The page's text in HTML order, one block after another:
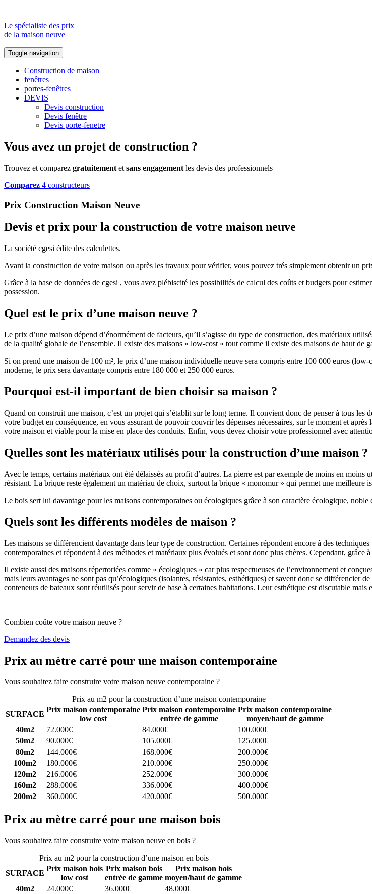
Le spécialiste des prix
de la maison neuve
Toggle navigation
Construction de maison
fenêtres
portes-fenêtres
DEVIS
Devis construction
Devis fenêtre
Devis porte-fenetre
Vous avez un projet de construction ?
Trouvez et comparez gratuitement et sans engagement les devis des professionnels
Comparez 4 constructeurs
Prix Construction Maison Neuve
Devis et prix pour la construction de votre maison neuve
La société cgesi édite des calculettes.
Avant la construction de votre maison ou après les travaux pour vérifier, vous pouvez trés simplement obtenir un
Grâce à la base de données de cgesi , vous avez plébiscité les possibilités de calcul des coûts et budgets pour
possession.
Quel est le prix d’une maison neuve ?
Le prix d’une maison dépend d’énormément de facteurs, qu’il s’agisse du type de construction, des matériaux
de la qualité globale de l’ensemble. Il existe des maisons « low-cost » tout comme il existe des maisons de haut de
Si on prend une maison de 100 m², le prix d’une maison individuelle neuve sera compris entre 100 000 euros
moderne, le prix sera davantage compris entre 180 000 et 250 000 euros.
Pourquoi est-il important de bien choisir sa maison ?
Quand on construit une maison, c’est un projet qui s’établit sur le long terme. Il convient donc de penser à tous
votre budget en conséquence, en vous assurant de pouvoir couvrir les dépenses nécessaires, sur le moment et
votre maison et viable pour la mise en place des conduits. Enfin, vous devez choisir votre professionnel avec
Quelles sont les matériaux utilisés pour la construction d’une maison ?
Avec le temps, certains matériaux ont été délaissés au profit d’autres. La pierre est par exemple de moins en
résistant. La brique reste également un matériau de choix, surtout la brique « monomur » qui permet une meilleure
Le bois sert lui davantage pour les maisons contemporaines ou écologiques grâce à son caractère écologique,
Quels sont les différents modèles de maison ?
Les maisons se différencient davantage dans leur type de construction. Certaines répondent encore à des
contemporaines et répondent à des méthodes et matériaux plus évolués et sont donc plus chères. Cependant, grâce
Il existe aussi des maisons répertoriées comme « écologiques » car plus respectueuses de l’environnement et
mais leurs avantages ne sont pas qu’écologiques (isolantes, résistantes, esthétiques) et savent donc se différencier
conteneurs de bateaux sont réutilisés pour servir de base à certaines habitations. Leur esthétique est discutable mais
Combien coûte votre maison neuve ?
Demandez des devis
Prix au mètre carré pour une maison contemporaine
Vous souhaitez faire construire votre maison neuve contemporaine ?
Prix au m2 pour la construction d’une maison contemporaine
SURFACE
Prix maison contemporaine
low cost
Prix maison contemporaine
entrée de gamme
Prix maison contemporaine
moyen/haut de gamme
40m2
72.000€ 84.000€
100.000€
50m2
90.000€ 105.000€
125.000€
80m2
144.000€ 168.000€
200.000€
100m2
180.000€ 210.000€
250.000€
120m2
216.000€ 252.000€
300.000€
160m2
288.000€ 336.000€
400.000€
200m2
360.000€ 420.000€ 500.000€
Prix au mètre carré pour une maison bois
Vous souhaitez faire construire votre maison neuve en bois ?
Prix au m2 pour la construction d’une maison en bois
SURFACE
Prix maison bois
low cost
Prix maison bois
entrée de gamme
Prix maison bois
moyen/haut de gamme
40m2
24.000€ 36.000€
48.000€